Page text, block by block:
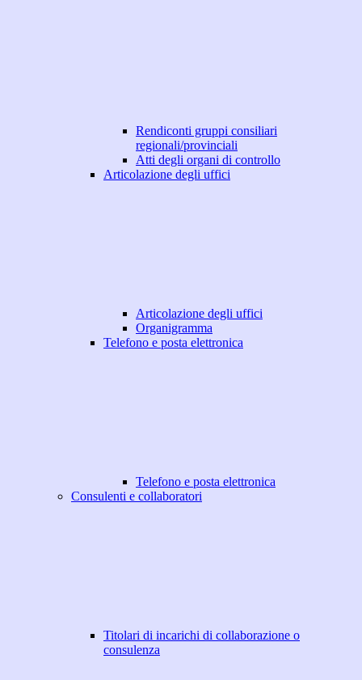
Rendiconti gruppi consiliari
regionali/provinciali
Atti degli organi di controllo
Articolazione degli uffici
Articolazione degli uffici
Organigramma
Telefono e posta elettronica
Telefono e posta elettronica
Consulenti e collaboratori
Titolari di incarichi di collaborazione o
consulenza